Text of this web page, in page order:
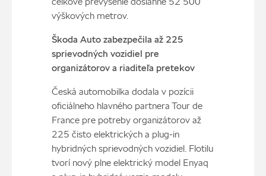
výškových metrov.
Škoda Auto zabezpečila až 225
sprievodných vozidiel pre
organizátorov a riaditeľa pretekov
Česká automobilka dodala v pozícii
oficiálneho hlavného partnera Tour de
France pre potreby organizátorov až
225 čisto elektrických a plug-in
hybridných sprievodných vozidiel. Flotilu
tvorí nový plne elektrický model Enyaq